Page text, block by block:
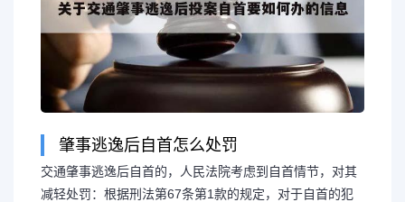
肇事逃逸后自首怎么处罚
交通肇事逃逸后自首的，人民法院考虑到自首情节，对其
减轻处罚：根据刑法第67条第1款的规定，对于自首的犯